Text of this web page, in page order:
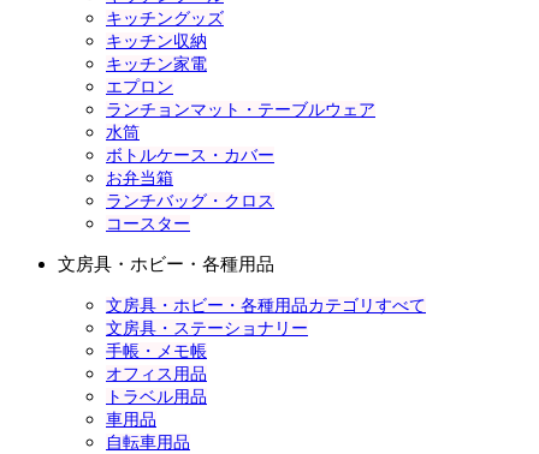
キッチングッズ
キッチン収納
キッチン家電
エプロン
ランチョンマット・テーブルウェア
水筒
ボトルケース・カバー
お弁当箱
ランチバッグ・クロス
コースター
文房具・ホビー・各種用品
文房具・ホビー・各種用品カテゴリすべて
文房具・ステーショナリー
手帳・メモ帳
オフィス用品
トラベル用品
車用品
自転車用品